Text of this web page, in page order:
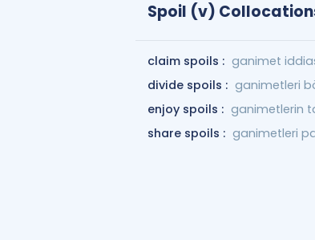
Spoil (v)
claim spoils : ganimet
divide spoils : ganimetleri
enjoy spoils : ganimetlerin
share spoils : ganimetleri